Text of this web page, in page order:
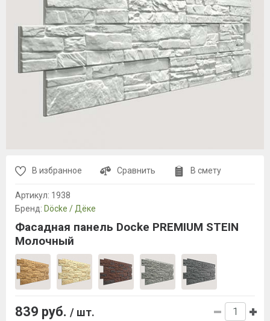
В избранное Сравнить В смету
Артикул: 1938
Бренд: Döcke / Дёке
Фасадная панель Docke PREMIUM STEIN
Молочный
839 руб. / шт.